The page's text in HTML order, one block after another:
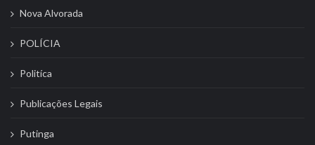
Nova Alvorada
POLÍCIA
Politíca
Publicações Legais
Putinga